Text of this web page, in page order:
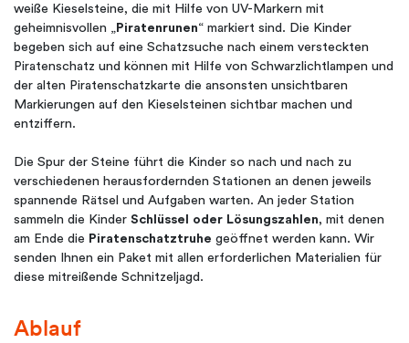
weiße Kieselsteine, die mit Hilfe von UV-Markern mit
geheimnisvollen „ Piratenrunen“ markiert sind. Die Kinder
begeben sich auf eine Schatzsuche nach einem versteckten
Piratenschatz und können mit Hilfe von Schwarzlichtlampen und
der alten Piratenschatzkarte die ansonsten unsichtbaren
Markierungen auf den Kieselsteinen sichtbar machen und
entziffern.
Die Spur der Steine führt die Kinder so nach und nach zu
verschiedenen herausfordernden Stationen an denen jeweils
spannende Rätsel und Aufgaben warten. An jeder Station
sammeln die Kinder Schlüssel oder Lösungszahlen, mit denen
am Ende die Piratenschatztruhe geöffnet werden kann. Wir
senden Ihnen ein Paket mit allen erforderlichen Materialien für
diese mitreißende Schnitzeljagd.
Ablauf